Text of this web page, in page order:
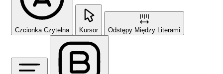
Czcionka Czytelna Kursor Odstępy Między Literami